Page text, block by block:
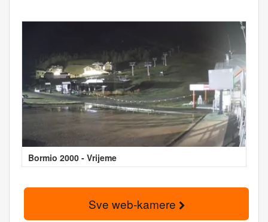
Bormio 2000 - Vrijeme
Sve web-kamere